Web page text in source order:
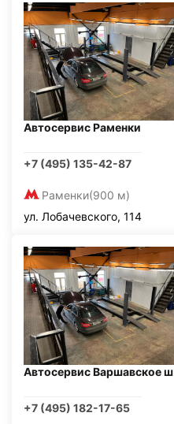
Автосервис Раменки
+7 (495) 135-42-87
Раменки(900 м)
ул. Лобачевского, 114
Автосервис Варшавское ш
+7 (495) 182-17-65